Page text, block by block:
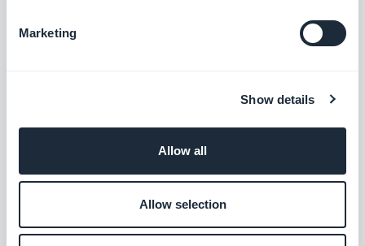
Marketing
Show details
Allow all
Allow selection
Kartenstandorten wurde ein Problem
Anwendung führen konnte, wenn der
Abschnitt Ereignisse
Es wurde ein Problem behoben, das